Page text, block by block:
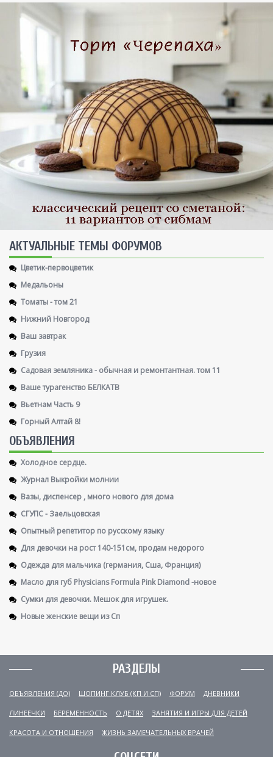
AКТУАЛЬНЫЕ ТЕМЫ ФОРУМОВ
Цветик-первоцветик
Медальоны
Томаты - том 21
Нижний Новгород
Ваш завтрак
Грузия
Садовая земляника - обычная и ремонтантная. том 11
Ваше турагенство БЕЛКАТВ
Вьетнам Часть 9
Горный Алтай 8!
ОБЪЯВЛЕНИЯ
Холодное сердце.
Журнал Выкройки молнии
Вазы, диспенсер , много нового для дома
СГУПС - Заельцовская
Опытный репетитор по русскому языку
Для девочки на рост 140-151см, продам недорого
Одежда для мальчика (германия, Сша, Франция)
Масло для губ Physicians Formula Pink Diamond -новое
Сумки для девочки. Мешок для игрушек.
Новые женские вещи из Сп
РАЗДЕЛЫ
ОБЪЯВЛЕНИЯ (ДО) ШОПИНГ КЛУБ (КП И СП) ФОРУМ ДНЕВНИКИ
ЛИНЕЕЧКИ БЕРЕМЕННОСТЬ О ДЕТЯХ ЗАНЯТИЯ И ИГРЫ ДЛЯ ДЕТЕЙ
КРАСОТА И ОТНОШЕНИЯ ЖИЗНЬ ЗАМЕЧАТЕЛЬНЫХ ВРАЧЕЙ